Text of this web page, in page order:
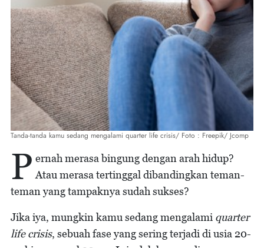
Tanda-tanda kamu sedang mengalami quarter life crisis/ Foto : Freepik/ Jcomp
P ernah merasa bingung dengan arah hidup?
Atau merasa tertinggal dibandingkan teman-
teman yang tampaknya sudah sukses?
Jika iya, mungkin kamu sedang mengalami quarter
life crisis, sebuah fase yang sering terjadi di usia 20-